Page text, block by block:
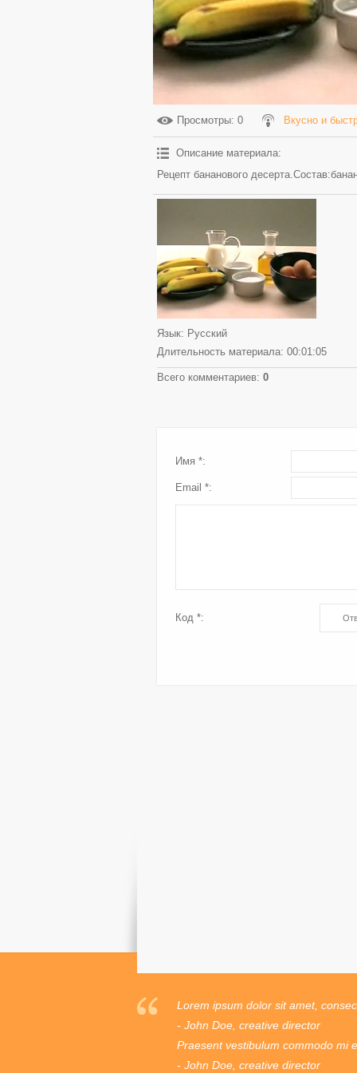
Просмотры: 0 Вкусно и
Описание материала:
Рецепт бананового
Язык: Русский
Длительность материала: 00:01:05
Всего комментариев: 0
Имя *:
Email *:
Код *:
Lorem ipsum dolor sit amet,
- John Doe, creative director
Praesent vestibulum commodo mi
- John Doe, creative director